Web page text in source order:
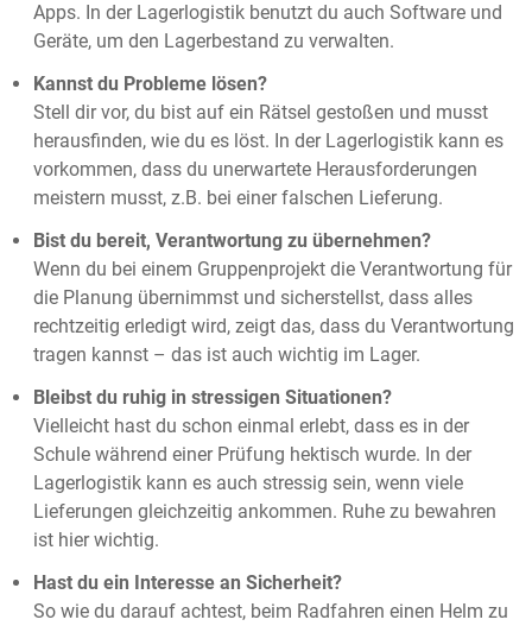
Apps. In der Lagerlogistik benutzt du auch Software und
Geräte, um den Lagerbestand zu verwalten.
Kannst du Probleme lösen?
Stell dir vor, du bist auf ein Rätsel gestoßen und musst
herausfinden, wie du es löst. In der Lagerlogistik kann es
vorkommen, dass du unerwartete Herausforderungen
meistern musst, z.B. bei einer falschen Lieferung.
Bist du bereit, Verantwortung zu übernehmen?
Wenn du bei einem Gruppenprojekt die Verantwortung für
die Planung übernimmst und sicherstellst, dass alles
rechtzeitig erledigt wird, zeigt das, dass du Verantwortung
tragen kannst – das ist auch wichtig im Lager.
Bleibst du ruhig in stressigen Situationen?
Vielleicht hast du schon einmal erlebt, dass es in der
Schule während einer Prüfung hektisch wurde. In der
Lagerlogistik kann es auch stressig sein, wenn viele
Lieferungen gleichzeitig ankommen. Ruhe zu bewahren
ist hier wichtig.
Hast du ein Interesse an Sicherheit?
So wie du darauf achtest, beim Radfahren einen Helm zu